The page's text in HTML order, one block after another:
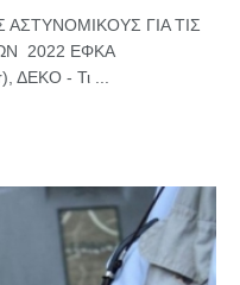
ΓΙΑ ΤΙΣ
2022 ΕΦΚΑ
ΔΕΚΟ - Τι ...